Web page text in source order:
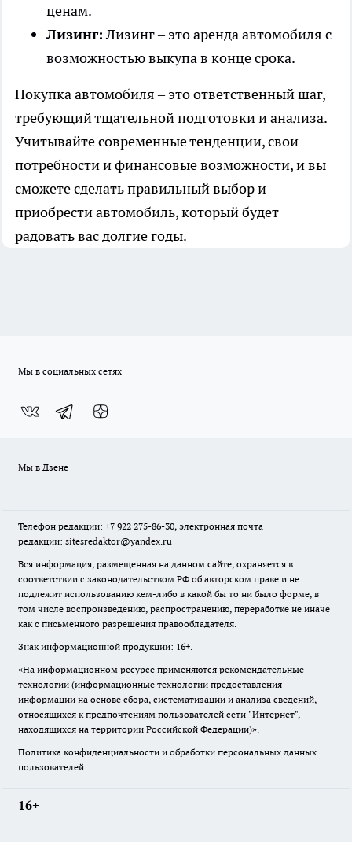
ценам.
Лизинг:Лизинг – это аренда автомобиля с
возможностью выкупа в конце срока.
Покупка автомобиля – это ответственный шаг,
требующий тщательной подготовки и анализа.
Учитывайте современные тенденции, свои
потребности и финансовые возможности, и вы
сможете сделать правильный выбор и
приобрести автомобиль, который будет
радовать вас долгие годы.
Мы в социальных сетях
Мы в Дзене
Телефон редакции: +7 922 275-86-30, электронная почта
редакции: sitesredaktor@yandex.ru
Вся информация, размещенная на данном сайте, охраняется в
соответствии с законодательством РФ об авторском праве и не
подлежит использованию кем-либо в какой бы то ни было форме, в
том числе воспроизведению, распространению, переработке не иначе
как с письменного разрешения правообладателя.
Знак информационной продукции: 16+.
«На информационном ресурсе применяются рекомендательные
технологии (информационные технологии предоставления
информации на основе сбора, систематизации и анализа сведений,
относящихся к предпочтениям пользователей сети "Интернет",
находящихся на территории Российской Федерации)».
Политика конфиденциальности и обработки персональных данных
пользователей
16+